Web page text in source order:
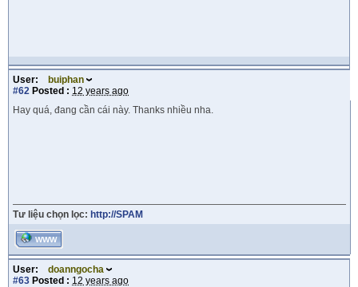
User:
buiphan
#62 Posted : 12 years ago
Hay quá, đang cần cái này. Thanks nhiều nha.
Tư liệu chọn lọc: http://SPAM
WWW
User:
doanngocha
#63 Posted : 12 years ago